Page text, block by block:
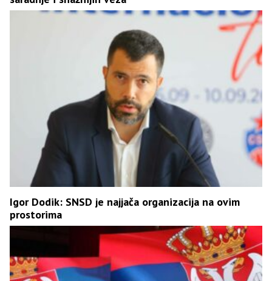
Igor Dodik: SNSD je najjača organizacija na ovim
prostorima